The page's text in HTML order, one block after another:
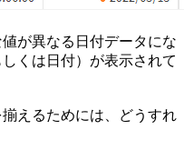
が異なる日付データにな
くは日付）が表示されて
えるためには、どうすれ